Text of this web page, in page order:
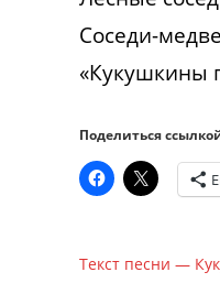
Соседи-
«Кукушкины
Поделиться
Текст песни —